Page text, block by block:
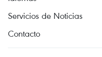
Servicios de Noticias
Contacto